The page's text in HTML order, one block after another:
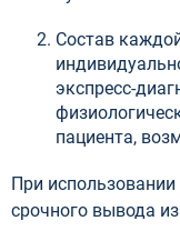
Состав
экспресс-
пациента,
При
срочного вывода